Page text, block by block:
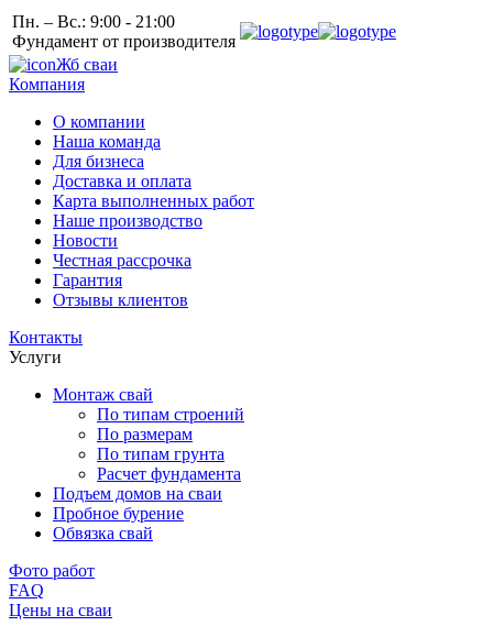
Пн. – Вс.: 9:00 - 21:00
Фундамент от производителя
Жб сваи
Компания
О компании
Наша команда
Для бизнеса
Доставка и оплата
Карта выполненных работ
Наше производство
Новости
Честная рассрочка
Гарантия
Отзывы клиентов
Контакты
Услуги
Монтаж свай
По типам строений
По размерам
По типам грунта
Расчет фундамента
Подъем домов на сваи
Пробное бурение
Обвязка свай
Фото работ
FAQ
Цены на сваи